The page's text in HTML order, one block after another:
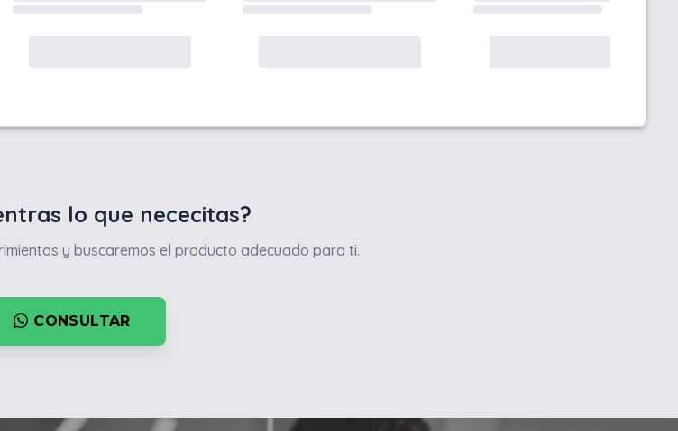
lo que nececitas?
y buscaremos el producto adecuado para ti.
CONSULTAR